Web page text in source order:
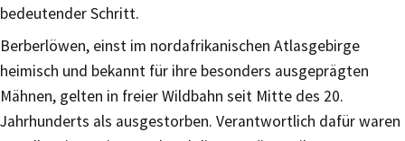
bedeutender Schritt.
Berberlöwen, einst im nordafrikanischen Atlasgebirge
heimisch und bekannt für ihre besonders ausgeprägten
Mähnen, gelten in freier Wildbahn seit Mitte des 20.
Jahrhunderts als ausgestorben. Verantwortlich dafür waren